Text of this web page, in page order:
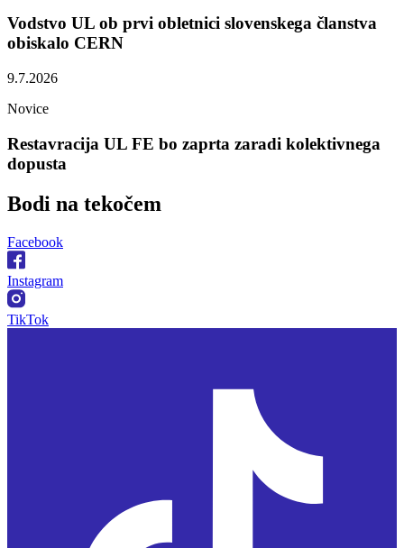
Vodstvo UL ob prvi obletnici slovenskega članstva
obiskalo CERN
9.7.2026
Novice
Restavracija UL FE bo zaprta zaradi kolektivnega
dopusta
Bodi na tekočem
Facebook
Instagram
TikTok